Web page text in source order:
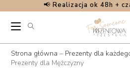
content
📢 Realizacja ok 48h +
Strona główna – Prezenty dla
Prezenty dla Mężczyzny